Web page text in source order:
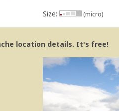
Size: (micro)
location details. It's free!